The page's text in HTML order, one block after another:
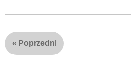
« Poprzedni